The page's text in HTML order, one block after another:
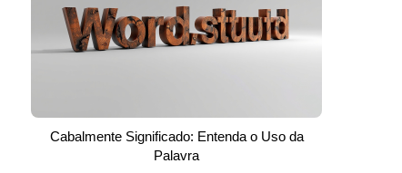
Cabalmente Significado: Entenda o Uso da
Palavra